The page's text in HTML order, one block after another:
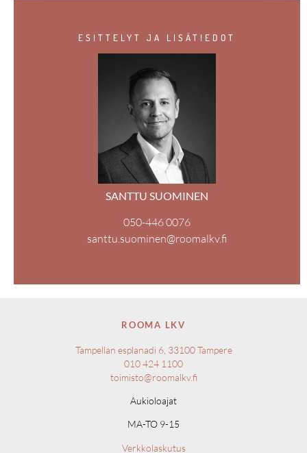
ESITTELYT JA LISÄTIEDOT
SANTTU SUOMINEN
050-446 0076
santtu.suominen@roomalkv.fi
ROOMA LKV
Tampellan esplanadi 6, 33100 Tampere
010 424 1100
toimisto@roomalkv.fi
Aukioloajat
MA-TO 9-15
Verkkolaskutus